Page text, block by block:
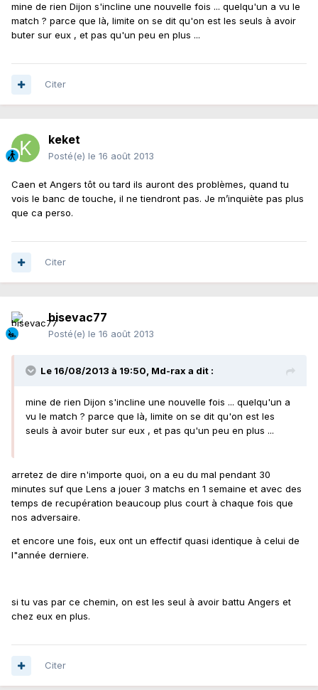
mine de rien Dijon s'incline une nouvelle fois ... quelqu'un a vu le
match ? parce que là, limite on se dit qu'on est les seuls à avoir
buter sur eux , et pas qu'un peu en plus ...
Citer
keket
Posté(e) le 16 août 2013
Caen et Angers tôt ou tard ils auront des problèmes, quand tu
vois le banc de touche, il ne tiendront pas. Je m’inquiète pas plus
que ca perso.
Citer
bisevac77
Posté(e) le 16 août 2013
Le 16/08/2013 à 19:50, Md-rax a dit :
mine de rien Dijon s'incline une nouvelle fois ... quelqu'un a
vu le match ? parce que là, limite on se dit qu'on est les
seuls à avoir buter sur eux , et pas qu'un peu en plus ...
arretez de dire n'importe quoi, on a eu du mal pendant 30
minutes suf que Lens a jouer 3 matchs en 1 semaine et avec des
temps de recupération beaucoup plus court à chaque fois que
nos adversaire.
et encore une fois, eux ont un effectif quasi identique à celui de
l"année derniere.
si tu vas par ce chemin, on est les seul à avoir battu Angers et
chez eux en plus.
Citer